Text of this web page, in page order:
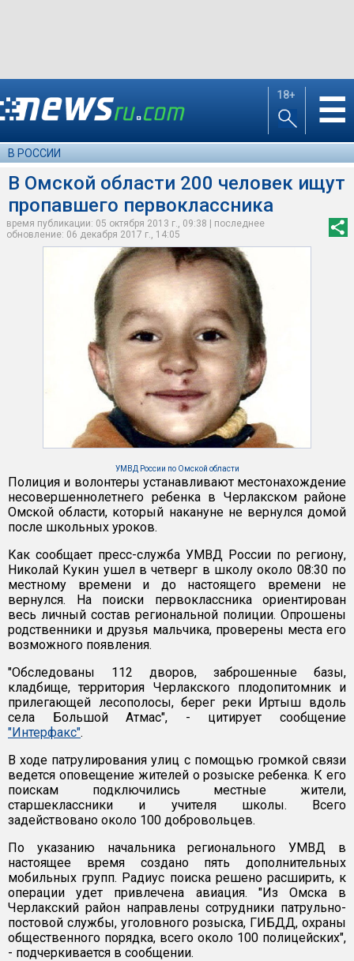
18+ ☰
В РОССИИ
В Омской области 200 человек ищут
пропавшего первоклассника
время публикации: 05 октября 2013 г., 09:38 | последнее
обновление: 06 декабря 2017 г., 14:05
УМВД России по Омской области
Полиция и волонтеры устанавливают местонахождение
несовершеннолетнего ребенка в Черлакском районе
Омской области, который накануне не вернулся домой
после школьных уроков.
Как сообщает пресс-служба УМВД России по региону,
Николай Кукин ушел в четверг в школу около 08:30 по
местному времени и до настоящего времени не
вернулся. На поиски первоклассника ориентирован
весь личный состав региональной полиции. Опрошены
родственники и друзья мальчика, проверены места его
возможного появления.
"Обследованы 112 дворов, заброшенные базы,
кладбище, территория Черлакского плодопитомник и
прилегающей лесополосы, берег реки Иртыш вдоль
села Большой Атмас", - цитирует сообщение
"Интерфакс".
В ходе патрулирования улиц с помощью громкой связи
ведется оповещение жителей о розыске ребенка. К его
поискам подключились местные жители,
старшеклассники и учителя школы. Всего
задействовано около 100 добровольцев.
По указанию начальника регионального УМВД в
настоящее время создано пять дополнительных
мобильных групп. Радиус поиска решено расширить, к
операции удет привлечена авиация. "Из Омска в
Черлакский район направлены сотрудники патрульно-
постовой службы, уголовного розыска, ГИБДД, охраны
общественного порядка, всего около 100 полицейских",
- подчеркивается в сообщении.